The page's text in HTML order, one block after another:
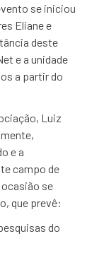
se iniciou
Eliane e
deste
e a unidade
a partir do
Luiz
e a
campo de
se
que prevê:
do